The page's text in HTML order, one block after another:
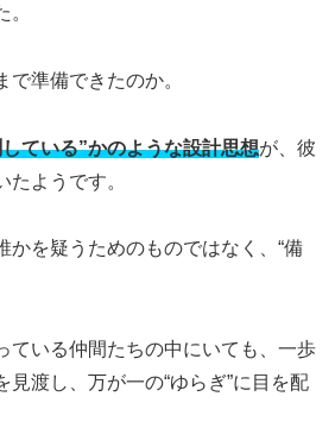
で準備できたのか。
ている”かのような設計思想が、彼
ようです。
かを疑うためのものではなく、“備
ている仲間たちの中にいても、一歩
見渡し、万が一の“ゆらぎ”に目を配